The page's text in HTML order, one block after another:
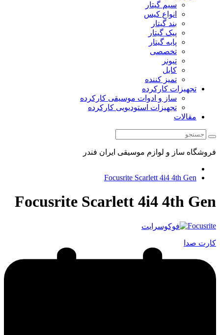
سیم گیتار
انواع کیس
بند گیتار
پیک گیتار
پایه گیتار
تخصصی
تیونر
کابل
تمیز کننده
تجهیزات کارکرده
ساز و ادوات موسیقی کارکرده
تجهیزات استودیویی کارکرده
مقالات
فروشگاه ساز و لوازم موسیقی ایران فندر
Focusrite Scarlett 4i4 4th Gen
Focusrite Scarlett 4i4 4th Gen
Focusrite
کارت صدا